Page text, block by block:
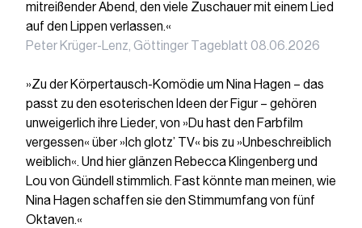
mitreißender Abend, den viele Zuschauer mit einem Lied
auf den Lippen verlassen.«
Peter Krüger-Lenz, Göttinger Tageblatt 08.06.2026
»Zu der Körpertausch-Komödie um Nina Hagen – das
passt zu den esoterischen Ideen der Figur – gehören
unweigerlich ihre Lieder, von »Du hast den Farbfilm
vergessen« über »Ich glotz’ TV« bis zu »Unbeschreiblich
weiblich«. Und hier glänzen Rebecca Klingenberg und
Lou von Gündell stimmlich. Fast könnte man meinen, wie
Nina Hagen schaffen sie den Stimmumfang von fünf
Oktaven.«